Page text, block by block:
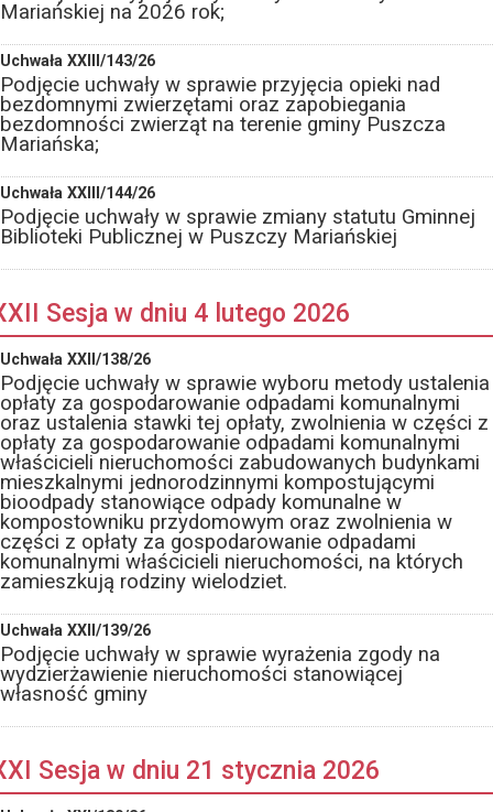
Mariańskiej na 2026 rok;
Uchwała XXIII/143/26
Podjęcie uchwały w sprawie przyjęcia opieki nad
bezdomnymi zwierzętami oraz zapobiegania
bezdomności zwierząt na terenie gminy Puszcza
Mariańska;
Uchwała XXIII/144/26
Podjęcie uchwały w sprawie zmiany statutu Gminnej
Biblioteki Publicznej w Puszczy Mariańskiej
Sesja w dniu 4 lutego 2026
Uchwała XXII/138/26
Podjęcie uchwały w sprawie wyboru metody ustalenia
opłaty za gospodarowanie odpadami komunalnymi
oraz ustalenia stawki tej opłaty, zwolnienia w części z
opłaty za gospodarowanie odpadami komunalnymi
właścicieli nieruchomości zabudowanych budynkami
mieszkalnymi jednorodzinnymi kompostującymi
bioodpady stanowiące odpady komunalne w
kompostowniku przydomowym oraz zwolnienia w
części z opłaty za gospodarowanie odpadami
komunalnymi właścicieli nieruchomości, na których
zamieszkują rodziny wielodziet.
Uchwała XXII/139/26
Podjęcie uchwały w sprawie wyrażenia zgody na
wydzierżawienie nieruchomości stanowiącej
własność gminy
Sesja w dniu 21 stycznia 2026